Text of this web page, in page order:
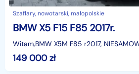
Szaflary, nowotarski, małopolskie
BMW X5 F15 F85 2017r.
Witam,BMW X5M F85 r2017,
149 000zł